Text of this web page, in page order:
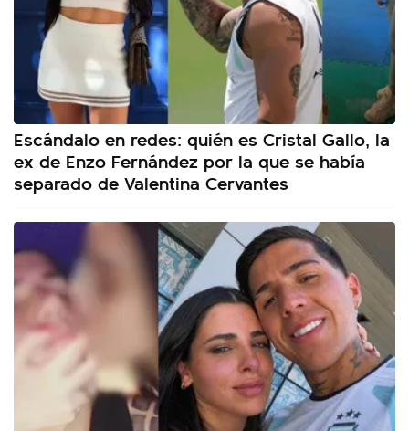
Escándalo en redes: quién es Cristal Gallo, la
ex de Enzo Fernández por la que se había
separado de Valentina Cervantes